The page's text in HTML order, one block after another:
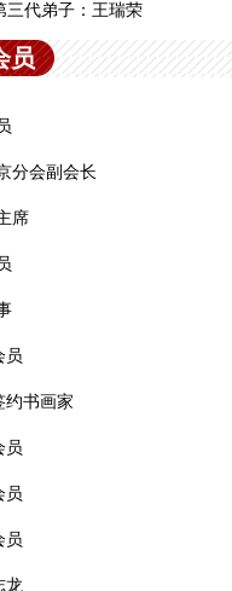
三代弟子：王瑞荣
员
分会副会长
席
员
约书画家
员
员
员
龙